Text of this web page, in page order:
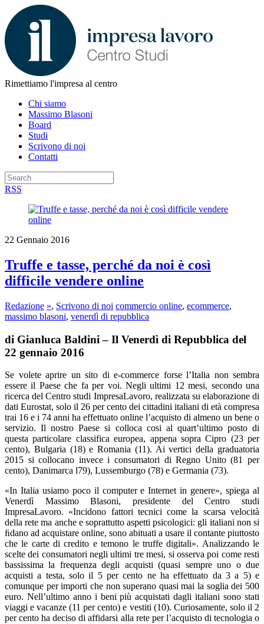
Rimettiamo l'impresa al centro
Chi siamo
Massimo Blasoni
Board
Studi
Scrivono di noi
Contatti
RSS
22 Gennaio 2016
Truffe e tasse, perché da noi è così
difficile vendere online
Redazione », Scrivono di noi commercio online, ecommerce,
massimo blasoni, venerdì di repubblica
di Gianluca Baldini – Il Venerdì di Repubblica del
22 gennaio 2016
Se volete aprire un sito di e-commerce forse l’Italia non sembra
essere il Paese che fa per voi. Negli ultimi 12 mesi, secondo una
ricerca del Centro studi ImpresaLavoro, realizzata su elaborazione di
dati Eurostat, solo il 26 per cento dei cittadini italiani di età compresa
trai 16 e i 74 anni ha effettuato online l’acquisto di almeno un bene o
servizio. Il nostro Paese si colloca cosi al quart’ultimo posto di
questa particolare classifica europea, appena sopra Cipro (23 per
cento), Bulgaria (18) e Romania (11). Ai vertici della graduatoria
2015 si collocano invece i consumatori di Regno Unito (81 per
cento), Danimarca l79), Lussemburgo (78) e Germania (73).
«In Italia usiamo poco il computer e Internet in genere», spiega al
Venerdì Massimo Blasoni, presidente del Centro studi
ImpresaLavoro. «Incidono fattori tecnici come la scarsa velocità
della rete ma anche e soprattutto aspetti psicologici: gli italiani non si
ﬁdano ad acquistare online, sono abituati a usare il contante piuttosto
che le carte di credito e temono le truffe digitali». Analizzando le
scelte dei consumatori negli ultimi tre mesi, si osserva poi come resti
bassissima la frequenza degli acquisti (quasi sempre uno o due
acquisti a testa, solo il 5 per cento ne ha effettuato da 3 a 5) e
comunque per importi che non superano quasi mai la soglia dei 500
euro. Nell’ultimo anno i beni più acquistati dagli italiani sono stati
viaggi e vacanze (11 per cento) e vestiti (10). Curiosamente, solo il 2
per cento ha deciso di affidarsi alla rete per l’acquisto di tecnologia o